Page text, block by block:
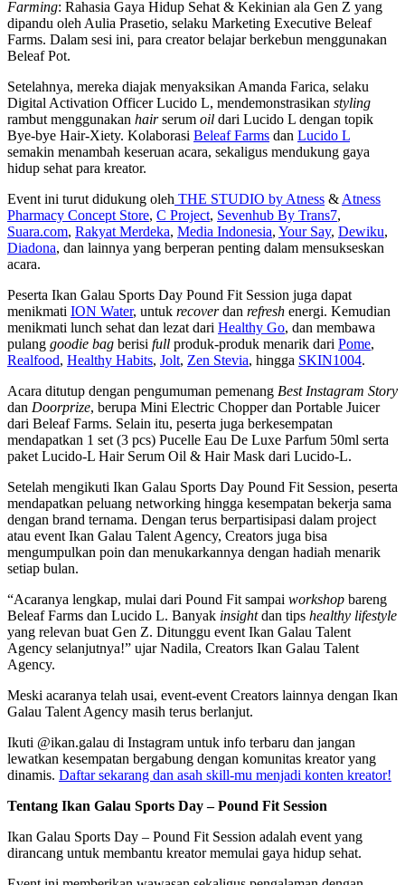
Farming: Rahasia Gaya Hidup Sehat & Kekinian ala Gen Z yang
dipandu oleh Aulia Prasetio, selaku Marketing Executive Beleaf
Farms. Dalam sesi ini, para creator belajar berkebun menggunakan
Beleaf Pot.
Setelahnya, mereka diajak menyaksikan Amanda Farica, selaku
Digital Activation Officer Lucido L, mendemonstrasikan styling
rambut menggunakan hairserum oil dari Lucido L dengan topik
Bye-bye Hair-Xiety. Kolaborasi Beleaf Farms dan Lucido L
semakin menambah keseruan acara, sekaligus mendukung gaya
hidup sehat para kreator.
Event ini turut didukung oleh THE STUDIO by Atness & Atness
Pharmacy Concept Store, C Project, Sevenhub By Trans7,
Suara.com, Rakyat Merdeka, Media Indonesia, Your Say, Dewiku,
Diadona, dan lainnya yang berperan penting dalam mensukseskan
acara.
Peserta Ikan Galau Sports Day Pound Fit Session juga dapat
menikmati ION Water, untuk recoverdan refresh energi. Kemudian
menikmati lunch sehat dan lezat dari Healthy Go, dan membawa
pulang goodie bag berisi full produk-produk menarik dari Pome,
Realfood, Healthy Habits, Jolt, Zen Stevia, hingga SKIN1004.
Acara ditutup dengan pengumuman pemenang Best Instagram Story
dan Doorprize, berupa Mini Electric Chopper dan Portable Juicer
dari Beleaf Farms. Selain itu, peserta juga berkesempatan
mendapatkan 1 set (3 pcs) Pucelle Eau De Luxe Parfum 50ml serta
paket Lucido-L Hair Serum Oil & Hair Mask dari Lucido-L.
Setelah mengikuti Ikan Galau Sports Day Pound Fit Session, peserta
mendapatkan peluang networking hingga kesempatan bekerja sama
dengan brand ternama. Dengan terus berpartisipasi dalam project
atau event Ikan Galau Talent Agency, Creators juga bisa
mengumpulkan poin dan menukarkannya dengan hadiah menarik
setiap bulan.
“Acaranya lengkap, mulai dari Pound Fit sampai workshop bareng
Beleaf Farms dan Lucido L. Banyak insightdan tips healthy lifestyle
yang relevan buat Gen Z. Ditunggu event Ikan Galau Talent
Agency selanjutnya!” ujar Nadila, Creators Ikan Galau Talent
Agency.
Meski acaranya telah usai, event-event Creators lainnya dengan Ikan
Galau Talent Agency masih terus berlanjut.
Ikuti @ikan.galau di Instagram untuk info terbaru dan jangan
lewatkan kesempatan bergabung dengan komunitas kreator yang
dinamis. Daftar sekarang dan asah skill-mu menjadi konten kreator!
Tentang Ikan Galau Sports Day – Pound Fit Session
Ikan Galau Sports Day – Pound Fit Session adalah event yang
dirancang untuk membantu kreator memulai gaya hidup sehat.